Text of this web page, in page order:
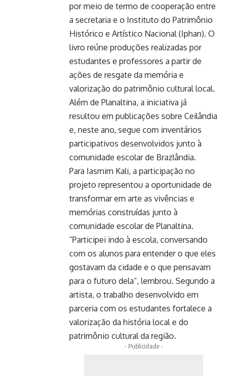
por meio de termo de cooperação entre
a secretaria e o Instituto do Patrimônio
Histórico e Artístico Nacional (Iphan). O
livro reúne produções realizadas por
estudantes e professores a partir de
ações de resgate da memória e
valorização do patrimônio cultural local.
Além de Planaltina, a iniciativa já
resultou em publicações sobre Ceilândia
e, neste ano, segue com inventários
participativos desenvolvidos junto à
comunidade escolar de Brazlândia.
Para Iasmim Kali, a participação no
projeto representou a oportunidade de
transformar em arte as vivências e
memórias construídas junto à
comunidade escolar de Planaltina.
“Participei indo à escola, conversando
com os alunos para entender o que eles
gostavam da cidade e o que pensavam
para o futuro dela”, lembrou. Segundo a
artista, o trabalho desenvolvido em
parceria com os estudantes fortalece a
valorização da história local e do
patrimônio cultural da região.
- Publicidade -